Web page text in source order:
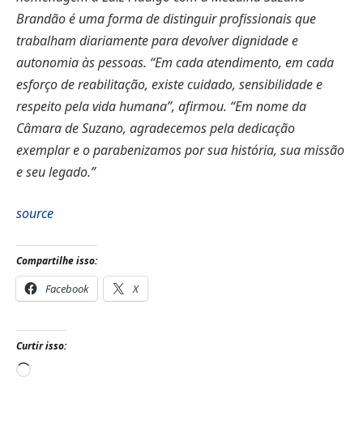
Brandão é uma forma de distinguir profissionais que
trabalham diariamente para devolver dignidade e
autonomia às pessoas. “Em cada atendimento, em cada
esforço de reabilitação, existe cuidado, sensibilidade e
respeito pela vida humana”, afirmou. “Em nome da
Câmara de Suzano, agradecemos pela dedicação
exemplar e o parabenizamos por sua história, sua missão
e seu legado.”
source
Compartilhe isso:
Facebook X
Curtir isso:
Carregando...